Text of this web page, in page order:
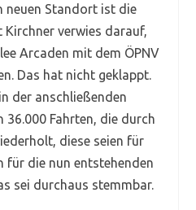
neuen Standort ist die
verwies darauf,
Arcaden mit dem ÖPNV
Das hat nicht geklappt.
der anschließenden
36.000 Fahrten, die durch
diese seien für
für die nun entstehenden
sei durchaus stemmbar.